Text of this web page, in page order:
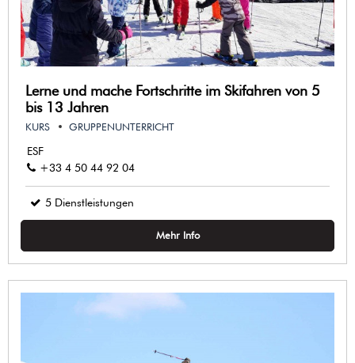
Lerne und mache Fortschritte im Skifahren von 5
bis 13 Jahren
KURS
GRUPPENUNTERRICHT
ESF
+33 4 50 44 92 04
5 Dienstleistungen
Mehr Info